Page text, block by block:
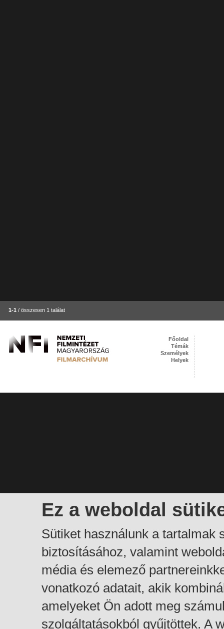
1-1 / összesen 1 találat
Ez a weboldal
Sütiket használunk a tartalmak
biztosításához, valamint
média és elemező
vonatkozó adatait, akik
amelyeket Ön adott meg
szolgáltatásokból gyűjtöttek. A
Főoldal
Témák
Személyek
Helyek